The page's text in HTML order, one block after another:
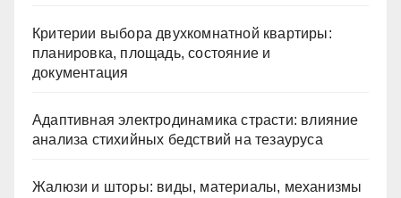
Критерии выбора двухкомнатной квартиры:
планировка, площадь, состояние и
документация
Адаптивная электродинамика страсти: влияние
анализа стихийных бедствий на тезауруса
Жалюзи и шторы: виды, материалы, механизмы